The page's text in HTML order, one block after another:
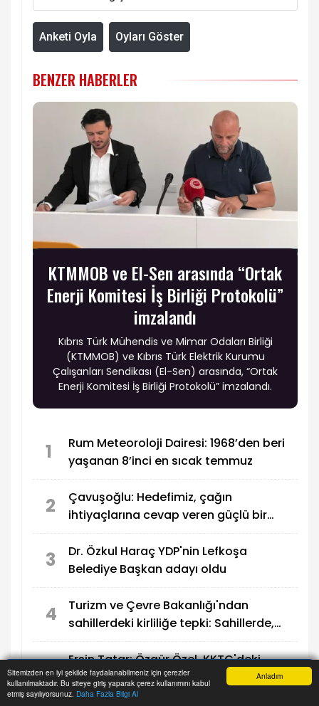
Anladım
Sitemizden en iyi şekilde faydalanabilmeniz için çerezler
kullanılmaktadır. Bu siteye giriş yaparak çerez kullanımını kabul
etmiş sayılıyorsunuz. Daha Fazla Bilgi Al
Anketi Oyla Oyları Göster
BENZER HABERLER
KTMMOB ve El-Sen arasında “Ortak
Enerji Komitesi İş Birliği Protokolü”
imzalandı
Kıbrıs Türk Mühendis ve Mimar Odaları Birliği
(KTMMOB) ve Kıbrıs Türk Elektrik Kurumu
Çalışanları Sendikası (El-Sen) arasında, “Ortak
Enerji Komitesi İş Birliği Protokolü” imzalandı.
1
Rum Meteoroloji Dairesi: 1968’den beri
yaşanan 8’inci en sıcak temmuz
2
Çavuşoğlu: Hedefimiz, çağın
ihtiyaçlarına cevap veren güçlü bir
3
Dr. Özkul Haraç YDP'nin Lefkoşa
Belediye Başkan adayı oldu
4
Turizm ve Çevre Bakanlığı'ndan
sahillerdeki kirliliğe tepki: Sahillerde,
5
Ersin Tatar: Özgür Özel, KKTC'deki
seçim sürecine müdahale etti
Anasayfa Yazarlar Haber Ara İhbar Hattı Menu